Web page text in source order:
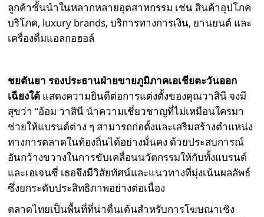
ลูกค้าชั้นนำในหลากหลายอุตสาหกรรม เช่น สินค้าอุปโภค
บริโภค, luxury brands, บริการทางการเงิน, ยานยนต์ และ
เครื่องดื่มแอลกอฮอล์
ชยตันยา รองประธานฝ่ายขายภูมิภาคเอเชียตะวันออก
เฉียงใต้ แสดงความยินดีต่อการแต่งตั้งของคุณวาสินี จงมี
สุขว่า “อ้อม วาสินี นำความเชี่ยวชาญที่ไม่เหมือนใครมา
ช่วยให้แบรนด์ต่าง ๆ สามารถก่อตั้งและเสริมสร้างตำแหน่ง
ทางการตลาดในท้องถิ่นได้อย่างมั่นคง ด้วยประสบการณ์
อันกว้างขวางในการขับเคลื่อนนวัตกรรมให้กับทั้งแบรนด์
และเอเจนซี่ เธอจึงมีวิสัยทัศน์และแนวทางที่มุ่งเน้นผลลัพธ์
ซึ่งยกระดับประสิทธิภาพอย่างต่อเนื่อง
ตลาดไทยเป็นพื้นที่ที่น่าตื่นเต้นสำหรับการโฆษณาเชิง